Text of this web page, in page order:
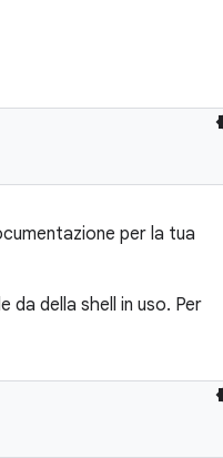
per la tua
da della shell in uso. Per